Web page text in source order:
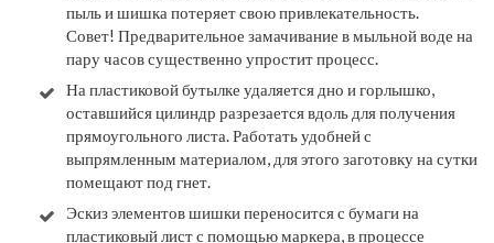
пыль и шишка потеряет свою привлекательность.
​Совет! Предварительное замачивание в мыльной воде на
пару часов существенно упростит процесс.
На пластиковой бутылке удаляется дно и горлышко,
оставшийся цилиндр разрезается вдоль для получения
прямоугольного листа. Работать удобней с
выпрямленным материалом, для этого заготовку на сутки
помещают под гнет.
Эскиз элементов шишки переносится с бумаги на
пластиковый лист с помощью маркера, в процессе